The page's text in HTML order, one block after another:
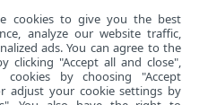
cookies to give you the best
analyze our website traffic,
ads. You can agree to the
clicking "Accept all and close",
cookies by choosing "Accept
adjust your cookie settings by